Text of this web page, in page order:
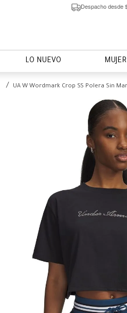
Despacho desde
LO NUEVO MUJER
UA W Wordmark Crop SS Polera Sin